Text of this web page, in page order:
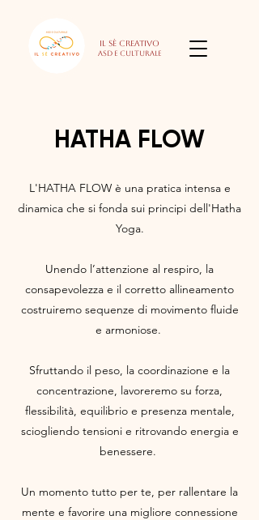
Il Sè Creativo
Asd e culturale
HATHA FLOW
L'HATHA FLOW è una pratica intensa e
dinamica che si fonda sui principi dell'Hatha
Yoga.
Unendo l’attenzione al respiro, la
consapevolezza e il corretto allineamento
costruiremo sequenze di movimento fluide
e armoniose.
Sfruttando il peso, la coordinazione e la
concentrazione, lavoreremo su forza,
flessibilità, equilibrio e presenza mentale,
sciogliendo tensioni e ritrovando energia e
benessere.
Un momento tutto per te, per rallentare la
mente e favorire una migliore connessione